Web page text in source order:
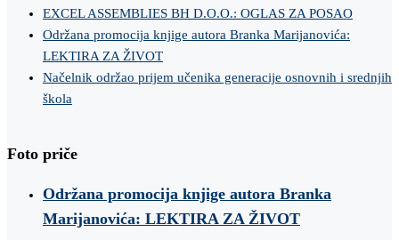
EXCEL ASSEMBLIES BH D.O.O.: OGLAS ZA POSAO
Održana promocija knjige autora Branka Marijanovića:
LEKTIRA ZA ŽIVOT
Načelnik održao prijem učenika generacije osnovnih i srednjih
škola
Foto priče
Održana promocija knjige autora Branka
Marijanovića: LEKTIRA ZA ŽIVOT